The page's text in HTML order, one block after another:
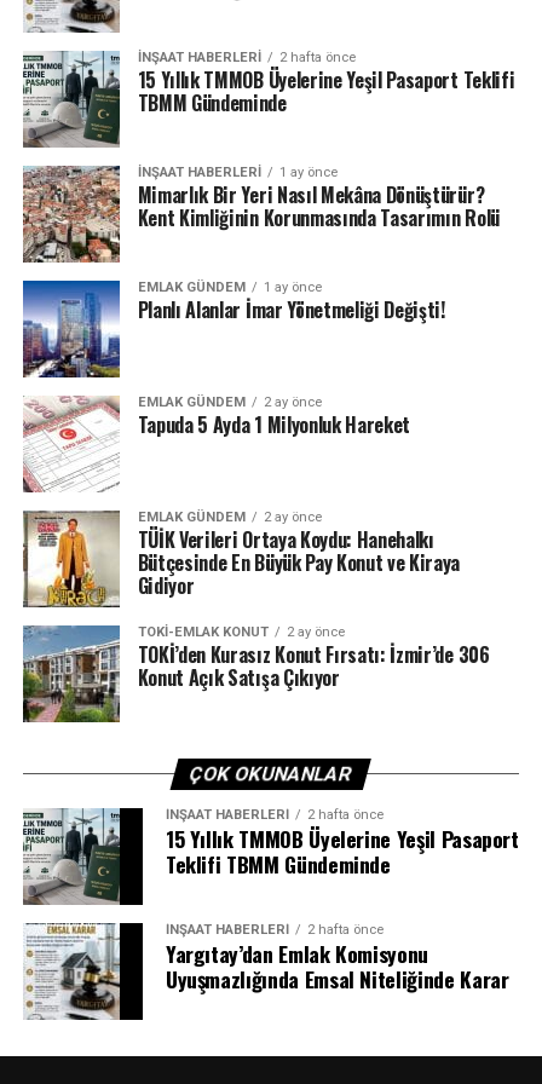
İNŞAAT HABERLERI 2 hafta önce
15 Yıllık TMMOB Üyelerine Yeşil Pasaport Teklifi
TBMM Gündeminde
İNŞAAT HABERLERI 1 ay önce
Mimarlık Bir Yeri Nasıl Mekâna Dönüştürür?
Kent Kimliğinin Korunmasında Tasarımın Rolü
EMLAK GÜNDEM 1 ay önce
Planlı Alanlar İmar Yönetmeliği Değişti!
EMLAK GÜNDEM 2 ay önce
Tapuda 5 Ayda 1 Milyonluk Hareket
EMLAK GÜNDEM 2 ay önce
TÜİK Verileri Ortaya Koydu: Hanehalkı
Bütçesinde En Büyük Pay Konut ve Kiraya
Gidiyor
TOKI-EMLAK KONUT 2 ay önce
TOKİ’den Kurasız Konut Fırsatı: İzmir’de 306
Konut Açık Satışa Çıkıyor
ÇOK OKUNANLAR
İNŞAAT HABERLERI 2 hafta önce
15 Yıllık TMMOB Üyelerine Yeşil Pasaport
Teklifi TBMM Gündeminde
İNŞAAT HABERLERI 2 hafta önce
Yargıtay’dan Emlak Komisyonu
Uyuşmazlığında Emsal Niteliğinde Karar